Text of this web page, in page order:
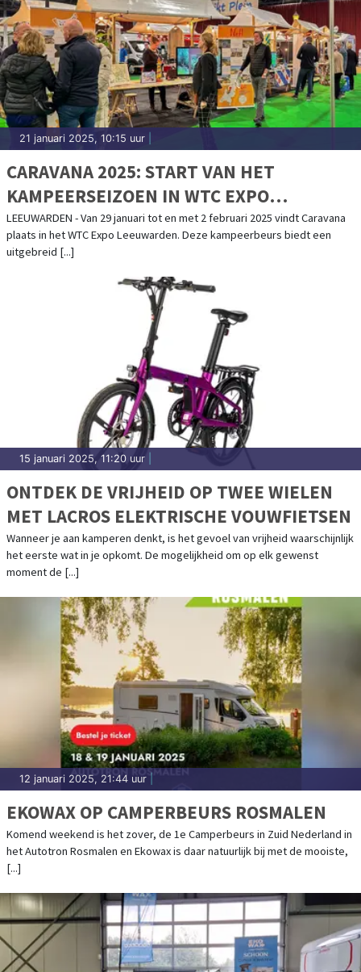
21 januari 2025, 10:15 uur
CARAVANA 2025: START VAN HET
KAMPEERSEIZOEN IN WTC EXPO
LEEUWARDEN
LEEUWARDEN - Van 29 januari tot en met 2 februari 2025 vindt Caravana
plaats in het WTC Expo Leeuwarden. Deze kampeerbeurs biedt een
uitgebreid [...]
15 januari 2025, 11:20 uur
ONTDEK DE VRIJHEID OP TWEE WIELEN
MET LACROS ELEKTRISCHE VOUWFIETSEN
Wanneer je aan kamperen denkt, is het gevoel van vrijheid waarschijnlijk
het eerste wat in je opkomt. De mogelijkheid om op elk gewenst
moment de [...]
12 januari 2025, 21:44 uur
EKOWAX OP CAMPERBEURS ROSMALEN
Komend weekend is het zover, de 1e Camperbeurs in Zuid Nederland in
het Autotron Rosmalen en Ekowax is daar natuurlijk bij met de mooiste,
[...]